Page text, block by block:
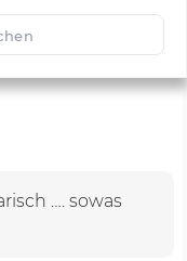
Speichern
…. sowas